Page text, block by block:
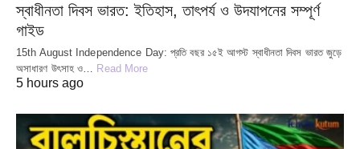
স্বাধীনতা দিবস ভারত: ইতিহাস, তাৎপর্য ও উদযাপনের সম্পূর্ণ
গাইড
15th August Independence Day: প্রতি বছর ১৫ই আগস্ট স্বাধীনতা দিবস ভারত জুড়ে
অসাধারণ উৎসাহ ও…
Read More
5 hours ago